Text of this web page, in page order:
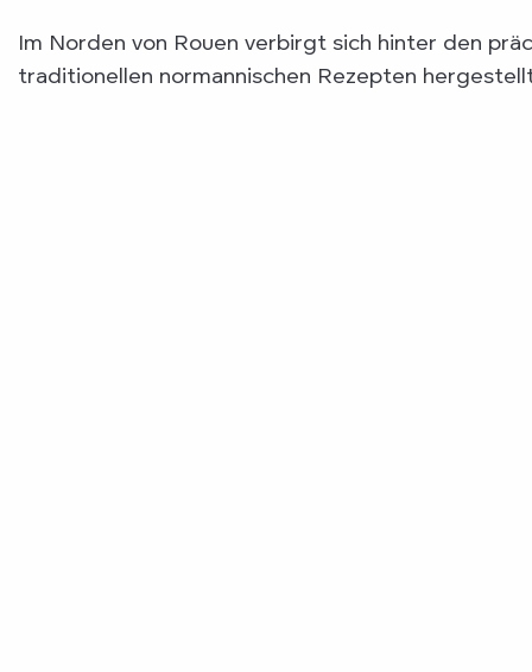
Im Norden von Rouen verbirgt sich hinter den
traditionellen normannischen Rezepten